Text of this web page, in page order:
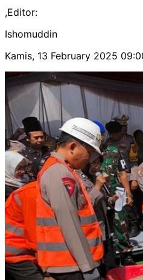
,Editor:
Ishomuddin
Kamis, 13 February 2025